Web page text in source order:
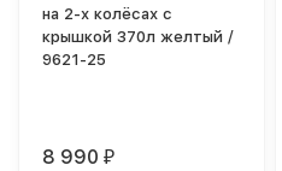
на 2-х колёсах с
крышкой 370л желтый /
9621-25
8 990₽